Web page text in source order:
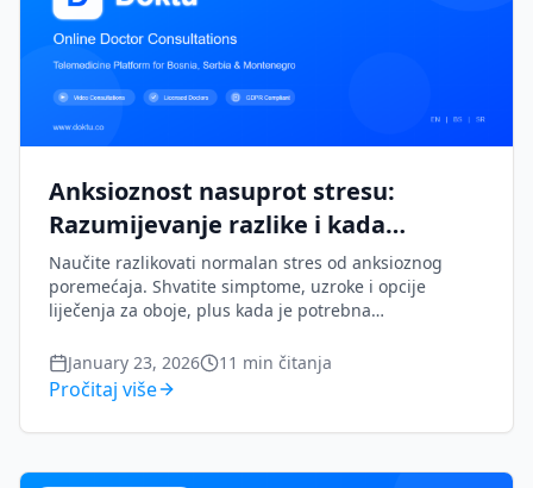
Anksioznost nasuprot stresu:
Razumijevanje razlike i kada
potražiti pomoć
Naučite razlikovati normalan stres od anksioznog
poremećaja. Shvatite simptome, uzroke i opcije
liječenja za oboje, plus kada je potrebna
January 23, 2026
11 min čitanja
Pročitaj više